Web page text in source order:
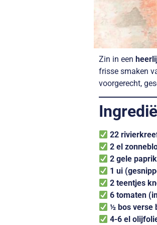
Zin in een
frisse smaken
voorgerecht,
22
2 el
2 gele
1 ui
2 teentjes
6 tomaten
½ bos verse
4-6 el